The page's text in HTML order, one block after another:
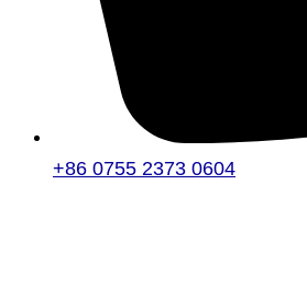
+86 0755 2373 0604